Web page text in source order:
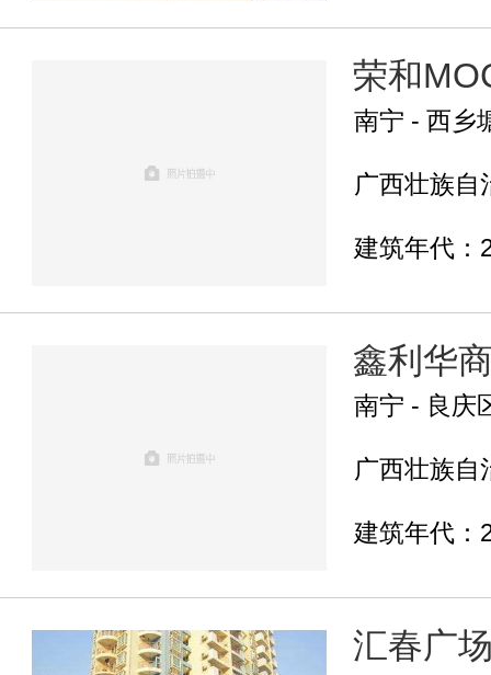
荣和
南宁 - 西乡
广西壮族自
建筑年代：
鑫利华
南宁 - 良庆
广西壮族自
建筑年代：
汇春广